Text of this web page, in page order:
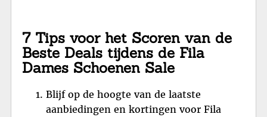
7 Tips voor het Scoren van de
Beste Deals tijdens de Fila
Dames Schoenen Sale
Blijf op de hoogte van de laatste
aanbiedingen en kortingen voor Fila